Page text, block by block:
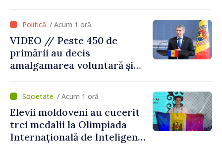
Republica Moldova merge în
direcția corectă”
/ Acum 1 oră
VIDEO // Peste 450 de
primării au decis
amalgamarea voluntară și
pentru investiții. Igor
Grosu: „Este important să
depășim blocajele și să dăm o
șansă localităților să se
dezvolte”
/ Acum 1 oră
Elevii moldoveni au cucerit
trei medalii la Olimpiada
Internațională de Inteligență